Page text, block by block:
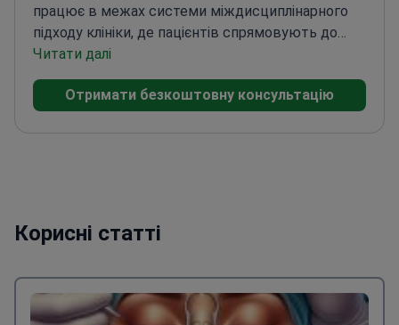
працює в межах системи міждисциплінарного
підходу клініки, де пацієнтів спрямовують до
профільних фахівців на кожному етапі лікування.
Такий командний робочий процес забезпечує
організованість та передбачуваність
Читати далі
Отримати безкоштовну консультацію
Корисні статті